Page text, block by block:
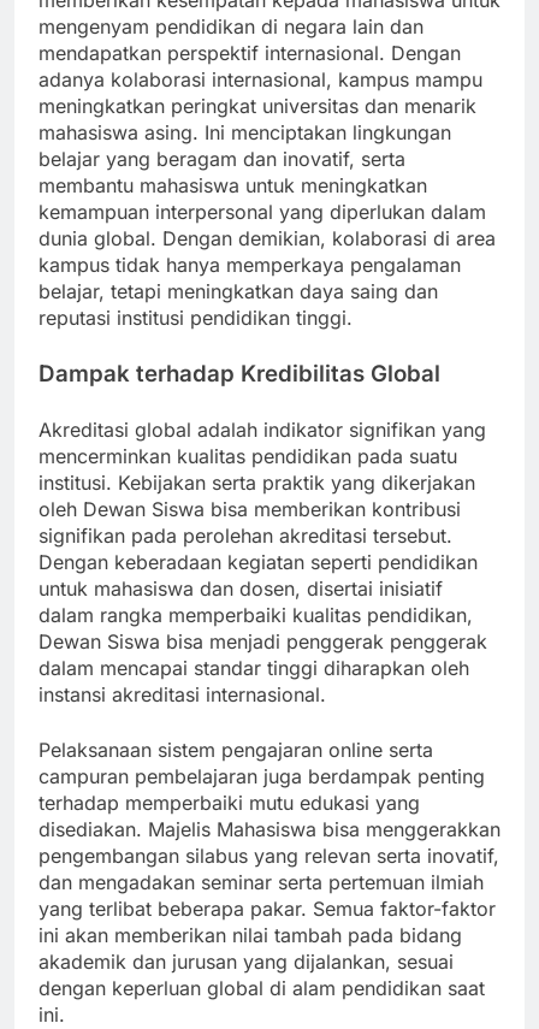
mengenyam pendidikan di negara lain dan
mendapatkan perspektif internasional. Dengan
adanya kolaborasi internasional, kampus mampu
meningkatkan peringkat universitas dan menarik
mahasiswa asing. Ini menciptakan lingkungan
belajar yang beragam dan inovatif, serta
membantu mahasiswa untuk meningkatkan
kemampuan interpersonal yang diperlukan dalam
dunia global. Dengan demikian, kolaborasi di area
kampus tidak hanya memperkaya pengalaman
belajar, tetapi meningkatkan daya saing dan
reputasi institusi pendidikan tinggi.
Dampak terhadap Kredibilitas Global
Akreditasi global adalah indikator signifikan yang
mencerminkan kualitas pendidikan pada suatu
institusi. Kebijakan serta praktik yang dikerjakan
oleh Dewan Siswa bisa memberikan kontribusi
signifikan pada perolehan akreditasi tersebut.
Dengan keberadaan kegiatan seperti pendidikan
untuk mahasiswa dan dosen, disertai inisiatif
dalam rangka memperbaiki kualitas pendidikan,
Dewan Siswa bisa menjadi penggerak penggerak
dalam mencapai standar tinggi diharapkan oleh
instansi akreditasi internasional.
Pelaksanaan sistem pengajaran online serta
campuran pembelajaran juga berdampak penting
terhadap memperbaiki mutu edukasi yang
disediakan. Majelis Mahasiswa bisa menggerakkan
pengembangan silabus yang relevan serta inovatif,
dan mengadakan seminar serta pertemuan ilmiah
yang terlibat beberapa pakar. Semua faktor-faktor
ini akan memberikan nilai tambah pada bidang
akademik dan jurusan yang dijalankan, sesuai
dengan keperluan global di alam pendidikan saat
ini.